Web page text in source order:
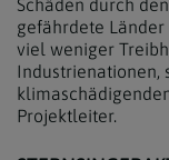
Schäden durch
gefährdete Länder
viel weniger
Industrienationen,
Projektleiter.